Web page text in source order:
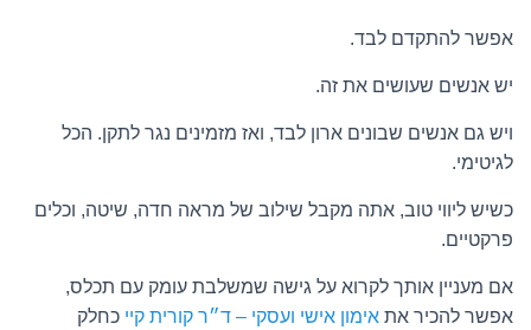
אפשר להתקדם לבד.
יש אנשים שעושים את זה.
ויש גם אנשים שבונים ארון לבד, ואז מזמינים נגר לתקן. הכל
לגיטימי.
כשיש ליווי טוב, אתה מקבל שילוב של מראה חדה, שיטה, וכלים
פרקטיים.
אם מעניין אותך לקרוא על גישה שמשלבת עומק עם תכלס,
אפשר להכיר את אימון אישי ועסקי – ד״ר קורית קיי כחלק